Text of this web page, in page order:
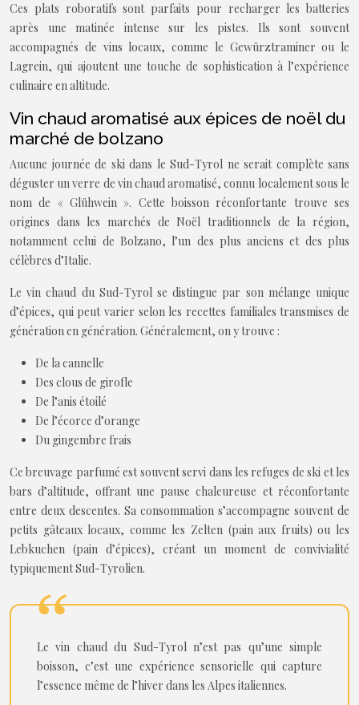
Ces plats roboratifs sont parfaits pour recharger les batteries
après une matinée intense sur les pistes. Ils sont souvent
accompagnés de vins locaux, comme le Gewürztraminer ou le
Lagrein, qui ajoutent une touche de sophistication à l’expérience
culinaire en altitude.
Vin chaud aromatisé aux épices de noël du
marché de bolzano
Aucune journée de ski dans le Sud-Tyrol ne serait complète sans
déguster un verre de vin chaud aromatisé, connu localement sous le
nom de « Glühwein ». Cette boisson réconfortante trouve ses
origines dans les marchés de Noël traditionnels de la région,
notamment celui de Bolzano, l’un des plus anciens et des plus
célèbres d’Italie.
Le vin chaud du Sud-Tyrol se distingue par son mélange unique
d’épices, qui peut varier selon les recettes familiales transmises de
génération en génération. Généralement, on y trouve :
De la cannelle
Des clous de girofle
De l’anis étoilé
De l’écorce d’orange
Du gingembre frais
Ce breuvage parfumé est souvent servi dans les refuges de ski et les
bars d’altitude, offrant une pause chaleureuse et réconfortante
entre deux descentes. Sa consommation s’accompagne souvent de
petits gâteaux locaux, comme les Zelten (pain aux fruits) ou les
Lebkuchen (pain d’épices), créant un moment de convivialité
typiquement Sud-Tyrolien.
Le vin chaud du Sud-Tyrol n’est pas qu’une simple
boisson, c’est une expérience sensorielle qui capture
l’essence même de l’hiver dans les Alpes italiennes.